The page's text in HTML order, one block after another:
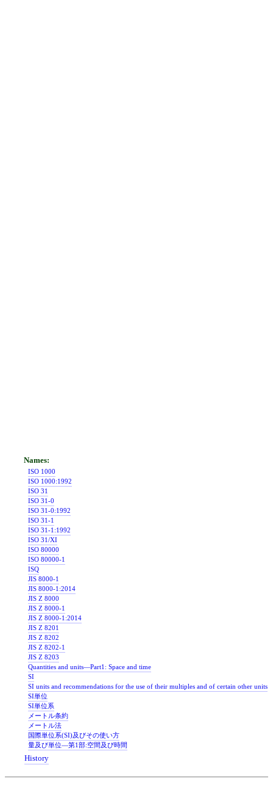
ISO 1000
ISO 1000:1992
ISO 31
ISO 31-0
ISO 31-0:1992
ISO 31-1
ISO 31-1:1992
ISO 31/XI
ISO 80000
ISO 80000-1
ISQ
JIS 8000-1
JIS 8000-1:2014
JIS Z 8000
JIS Z 8000-1
JIS Z 8000-1:2014
JIS Z 8201
JIS Z 8202
JIS Z 8202-1
JIS Z 8203
Quantities and units―Part1: Space and time
SI
SI units and recommendations for the use of their multiples and of certain other units
SI単位
SI単位系
メートル条約
メートル法
国際単位系(SI)及びその使い方
量及び単位―第1部:空間及び時間
History